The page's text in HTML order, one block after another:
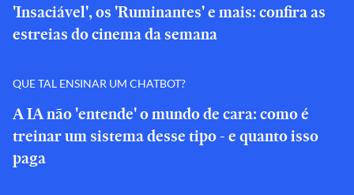
'Insaciável', os 'Ruminantes' e mais: confira as
estreias do cinema da semana
QUE TAL ENSINAR UM CHATBOT?
A IA não 'entende' o mundo de cara: como é
treinar um sistema desse tipo - e quanto isso
paga